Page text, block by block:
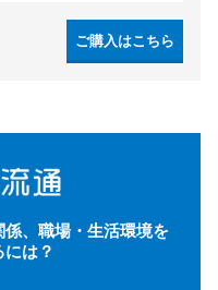
ご購入はこちら
係、職場・生活環境を
には？